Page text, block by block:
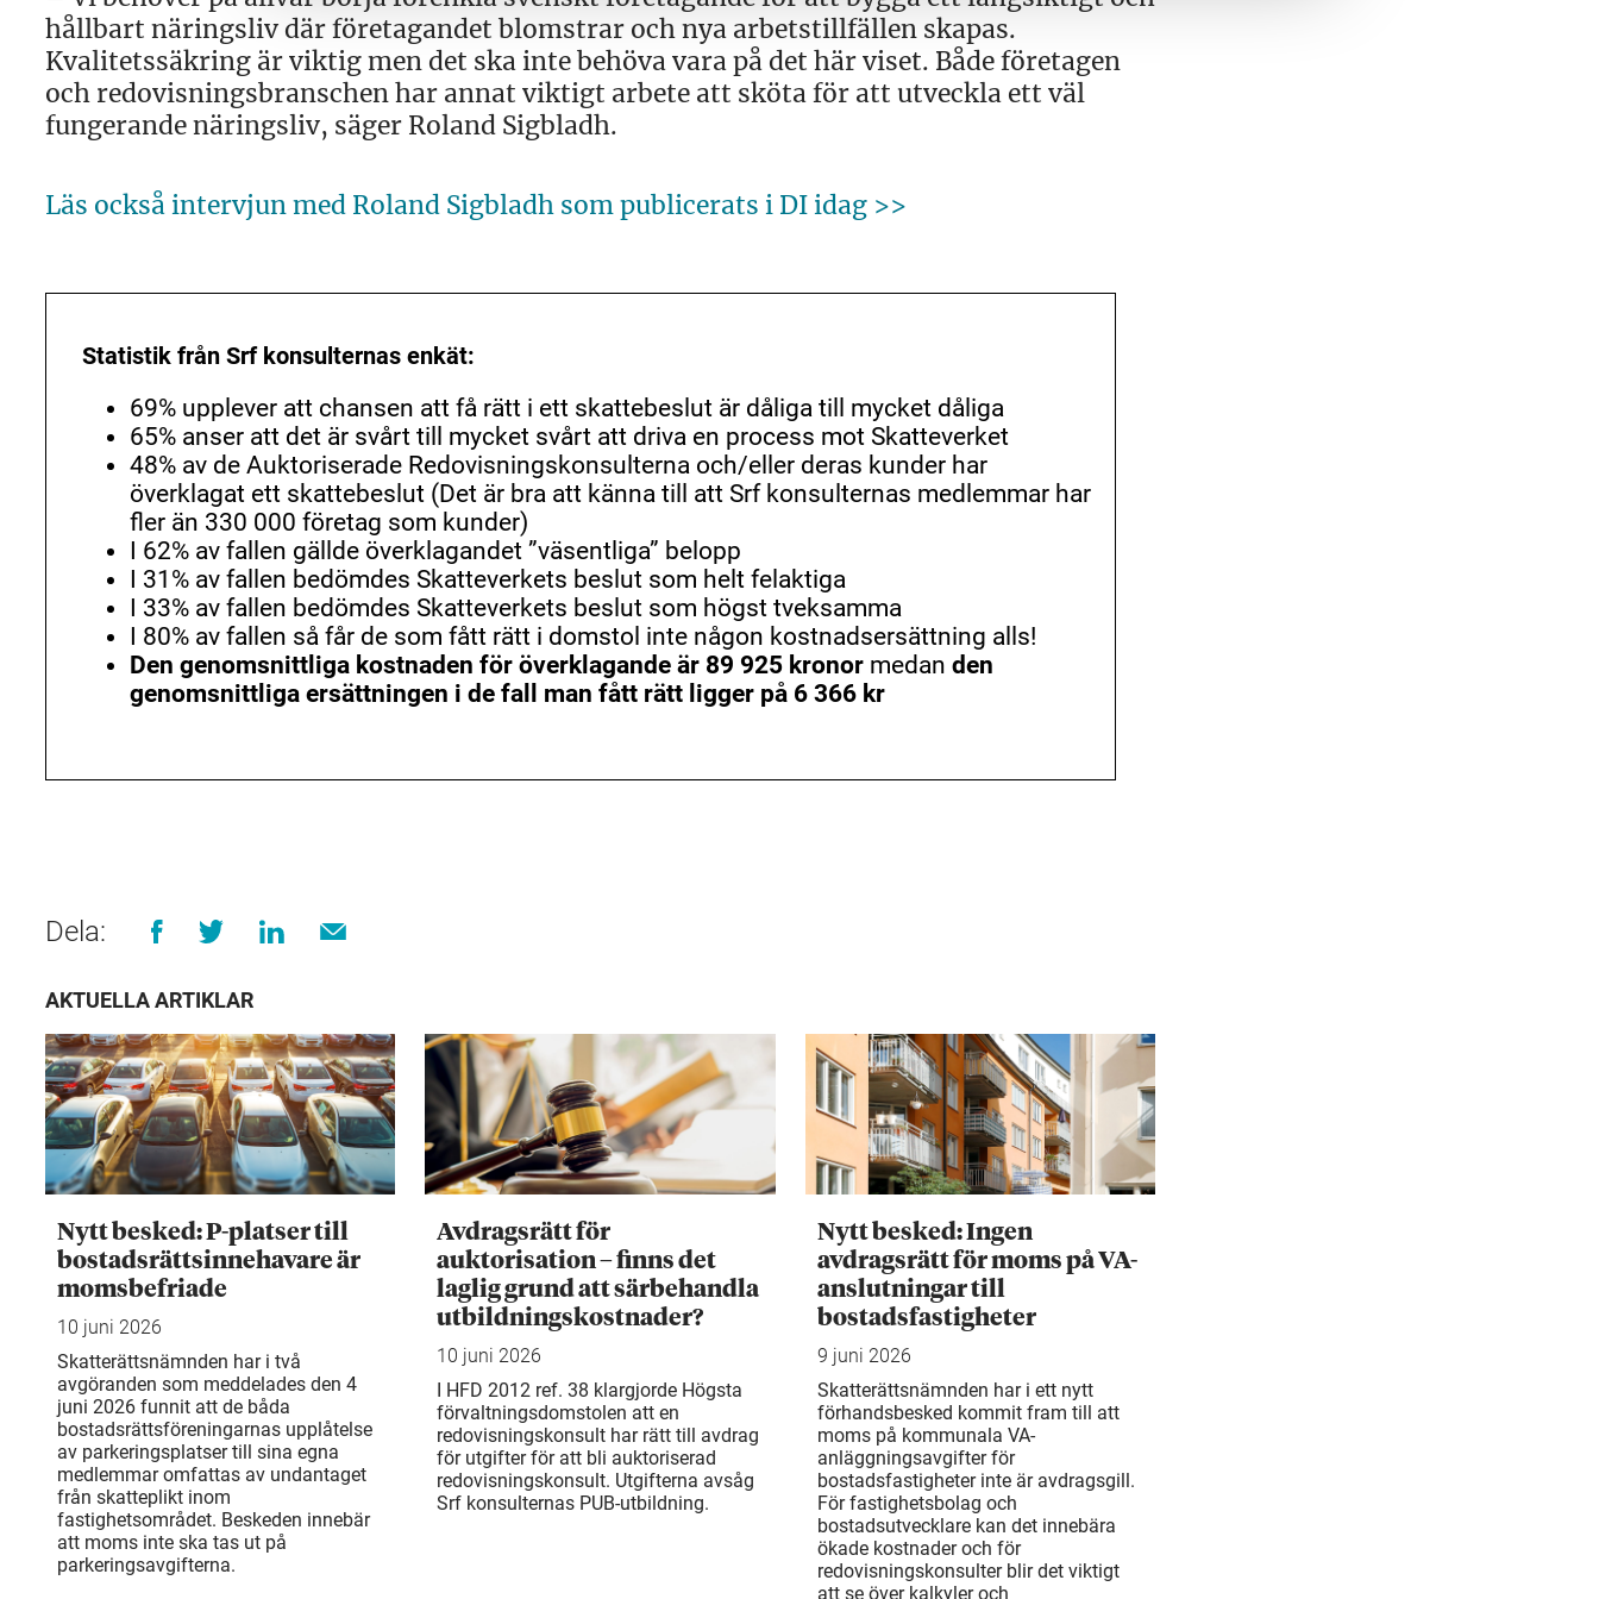
hållbart näringsliv där företagandet blomstrar och nya arbetstillfällen skapas.
Kvalitetssäkring är viktig men det ska inte behöva vara på det här viset. Både företagen
och redovisningsbranschen har annat viktigt arbete att sköta för att utveckla ett väl
fungerande näringsliv, säger Roland Sigbladh.
Läs också intervjun med Roland Sigbladh som publicerats i DI idag >>
Statistik från Srf konsulternas enkät:
69% upplever att chansen att få rätt i ett skattebeslut är dåliga till mycket dåliga
65% anser att det är svårt till mycket svårt att driva en process mot Skatteverket
48% av de Auktoriserade Redovisningskonsulterna och/eller deras kunder har
överklagat ett skattebeslut (Det är bra att känna till att Srf konsulternas medlemmar har
fler än 330 000 företag som kunder)
I 62% av fallen gällde överklagandet ”väsentliga” belopp
I 31% av fallen bedömdes Skatteverkets beslut som helt felaktiga
I 33% av fallen bedömdes Skatteverkets beslut som högst tveksamma
I 80% av fallen så får de som fått rätt i domstol inte någon kostnadsersättning alls!
Den genomsnittliga kostnaden för överklagande är 89 925 kronor medan den
genomsnittliga ersättningen i de fall man fått rätt ligger på 6 366 kr
Dela:
AKTUELLA ARTIKLAR
Nytt besked: P-platser till
bostadsrättsinnehavare är
momsbefriade
10 juni 2026
Skatterättsnämnden har i två
avgöranden som meddelades den 4
juni 2026 funnit att de båda
bostadsrättsföreningarnas upplåtelse
av parkeringsplatser till sina egna
medlemmar omfattas av undantaget
från skatteplikt inom
fastighetsområdet. Beskeden innebär
att moms inte ska tas ut på
parkeringsavgifterna.
Avdragsrätt för
auktorisation – finns det
laglig grund att särbehandla
utbildningskostnader?
10 juni 2026
I HFD 2012 ref. 38 klargjorde Högsta
förvaltningsdomstolen att en
redovisningskonsult har rätt till avdrag
för utgifter för att bli auktoriserad
redovisningskonsult. Utgifterna avsåg
Srf konsulternas PUB-utbildning.
Nytt besked: Ingen
avdragsrätt för moms på VA-
anslutningar till
bostadsfastigheter
9 juni 2026
Skatterättsnämnden har i ett nytt
förhandsbesked kommit fram till att
moms på kommunala VA-
anläggningsavgifter för
bostadsfastigheter inte är avdragsgill.
För fastighetsbolag och
bostadsutvecklare kan det innebära
ökade kostnader och för
redovisningskonsulter blir det viktigt
att se över kalkyler och